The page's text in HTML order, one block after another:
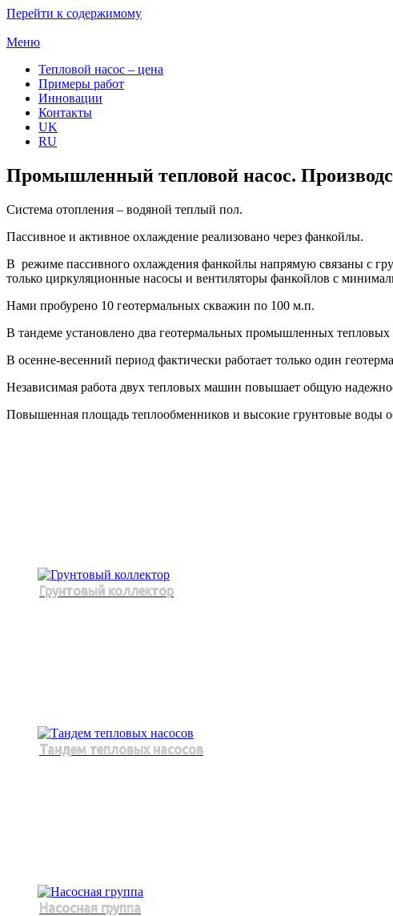
Перейти к содержимому
Меню
Тепловой насос – цена
Примеры работ
Инновации
Контакты
UK
RU
Промышленный тепловой насос.
Система отопления – водяной теплый пол.
Пассивное и активное охлаждение реализовано через фанкойлы.
В режиме пассивного охлаждения фанкойлы напрямую связаны с
только циркуляционные насосы и вентиляторы фанкойлов с
Нами пробурено 10 геотермальных скважин по 100 м.п.
В тандеме установлено два геотермальных промышленных тепловых
В осенне-весенний период фактически работает только один
Независимая работа двух тепловых машин повышает общую
Повышенная площадь теплообменников и высокие грунтовые воды
Грунтовый коллектор
Тандем тепловых насосов
Насосная группа